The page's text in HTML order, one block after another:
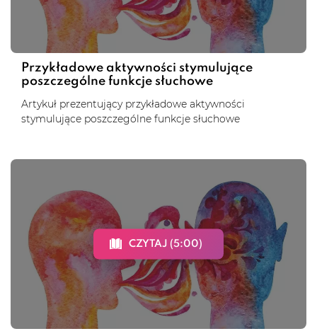
Przykładowe aktywności stymulujące
poszczególne funkcje słuchowe
Artykuł prezentujący przykładowe aktywności
stymulujące poszczególne funkcje słuchowe
CZYTAJ (5:00)